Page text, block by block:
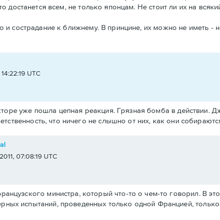
достанется всем, не только японцам. Не стоит ли их на
и сострадание к ближнему. В принцине, их можно не иметь
UTC
уже пошла цепная реакция. Грязная бомба в
что ничего не слышно от них, как они
07:08:19 UTC
министра, который что-то о чем-то говорил. В
испытаний, проведенных только одной Францией,